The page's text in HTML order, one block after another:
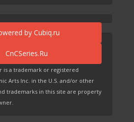
is a trademark or registered
Arts Inc. in the U.S. and/or other
trademarks in this site are property